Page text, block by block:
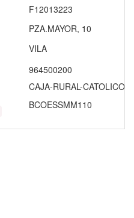
F12013223
PZA.MAYOR, 10
VILA
964500200
CAJA-RURAL-
BCOESSMM110